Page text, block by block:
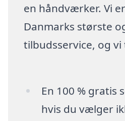
en håndværker. Vi
Danmarks største
tilbudsservice, og
En 100 % gratis
hvis du vælger